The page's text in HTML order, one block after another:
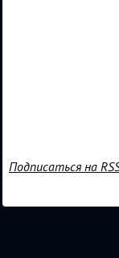
Подписаться на